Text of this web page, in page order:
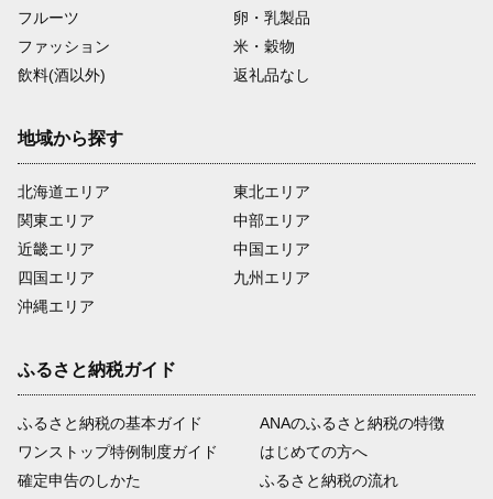
フルーツ
卵・乳製品
ファッション
米・穀物
飲料(酒以外)
返礼品なし
地域から探す
北海道エリア
関東エリア
近畿エリア
四国エリア
沖縄エリア
東北エリア
中部エリア
中国エリア
九州エリア
ふるさと納税ガイド
ふるさと納税の基本ガイド
ワンストップ特例制度ガイド
確定申告のしかた
ANAのふるさと納税の特徴
はじめての方へ
ふるさと納税の流れ